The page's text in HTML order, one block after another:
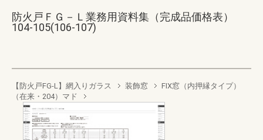
防火戸ＦＧ－Ｌ業務用資料集（完成品価格表）
104-105(106-107)
【防火戸FG-L】網入りガラス 装飾窓
FIX窓（内押縁タイプ）
（在来・204）マド